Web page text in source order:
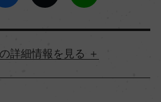
詳細情報